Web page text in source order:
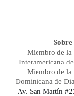
Sobre
Miembro de la
Interamericana
Miembro de la
Dominicana de
Av. San Martín